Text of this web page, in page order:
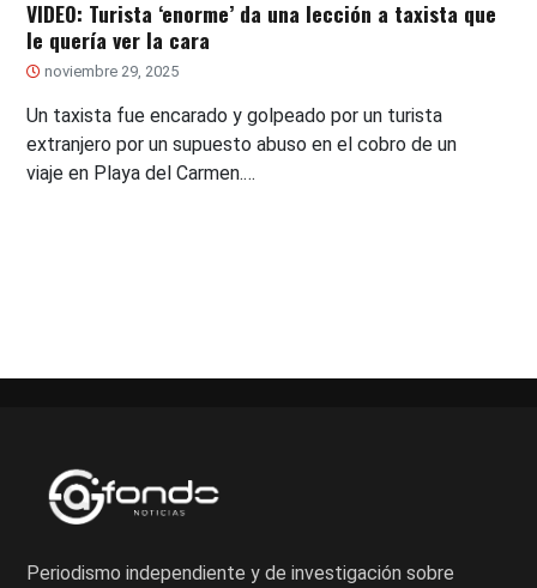
VIDEO: Turista ‘enorme’ da una lección a taxista que
le quería ver la cara
noviembre 29, 2025
Un taxista fue encarado y golpeado por un turista
extranjero por un supuesto abuso en el cobro de un
viaje en Playa del Carmen.…
entradas
Periodismo independiente y de investigación sobre